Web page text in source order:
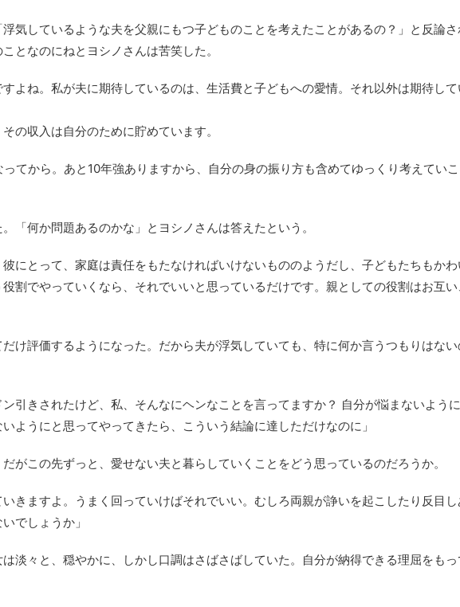
気しているような夫を父親にもつ子どものことを考えたことがあるの？」と反論さ
となのにねとヨシノさんは苦笑した。
よね。私が夫に期待しているのは、生活費と子どもへの愛情。それ以外は期待し
の収入は自分のために貯めています。
てから。あと10年強ありますから、自分の身の振り方も含めてゆっくり考えてい
「何か問題あるのかな」とヨシノさんは答えたという。
にとって、家庭は責任をもたなければいけないもののようだし、子どもたちもかわ
割でやっていくなら、それでいいと思っているだけです。親としての役割はお互い
け評価するようになった。だから夫が浮気していても、特に何か言うつもりはない
引きされたけど、私、そんなにヘンなことを言ってますか？ 自分が悩まないよう
ようにと思ってやってきたら、こういう結論に達しただけなのに」
がこの先ずっと、愛せない夫と暮らしていくことをどう思っているのだろうか。
きますよ。うまく回っていけばそれでいい。むしろ両親が諍いを起こしたり反目し
でしょうか」
淡々と、穏やかに、しかし口調はさばさばしていた。自分が納得できる理屈をも